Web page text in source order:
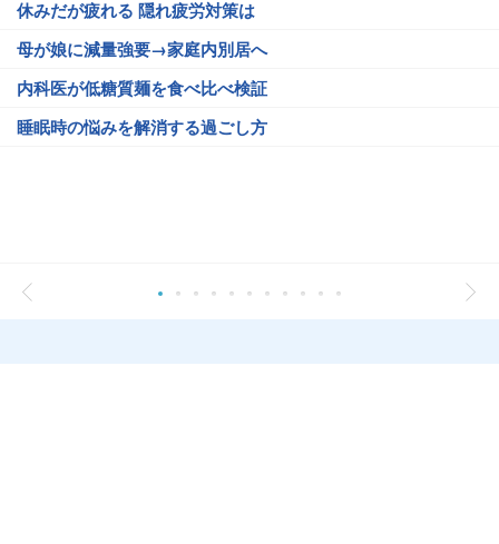
休みだが疲れる 隠れ疲労対策は
母が娘に減量強要→家庭内別居へ
内科医が低糖質麺を食べ比べ検証
睡眠時の悩みを解消する過ごし方